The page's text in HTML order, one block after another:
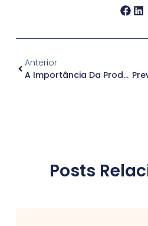
Anterior
A Importância Da Produtividade No Trabalho: Estratégias E Benefícios
Posts